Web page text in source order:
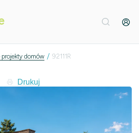
domów / 92111R
Drukuj